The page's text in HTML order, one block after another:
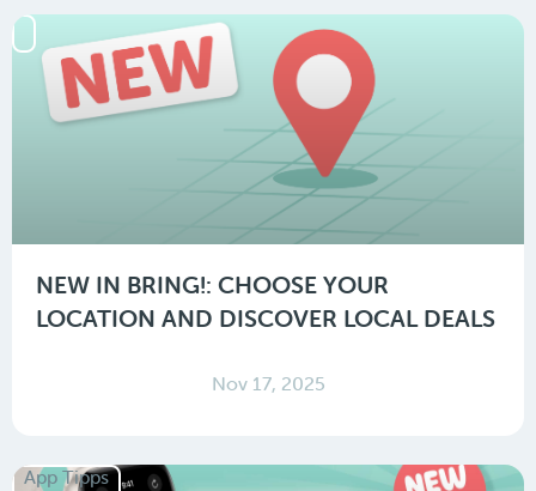
NEW IN BRING!: CHOOSE YOUR
LOCATION AND DISCOVER LOCAL DEALS
Nov 17, 2025
App Tipps